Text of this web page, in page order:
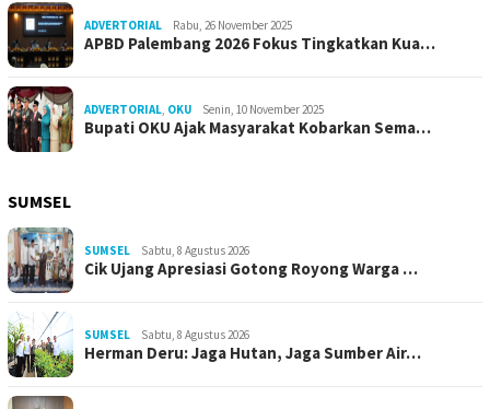
ADVERTORIAL Rabu, 26 November 2025
APBD Palembang 2026 Fokus Tingkatkan Kua…
ADVERTORIAL, OKU Senin, 10 November 2025
Bupati OKU Ajak Masyarakat Kobarkan Sema…
SUMSEL
SUMSEL Sabtu, 8 Agustus 2026
Cik Ujang Apresiasi Gotong Royong Warga …
SUMSEL Sabtu, 8 Agustus 2026
Herman Deru: Jaga Hutan, Jaga Sumber Air…